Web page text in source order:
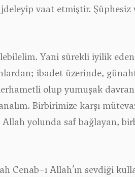
vaat etmiştir.
Yani sürekli iyilik
ibadet üzerinde,
olup yumuşak
Birbirimize karşı
Allah yolunda saf bağlayan,
Allah’ın sevdiği